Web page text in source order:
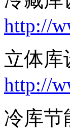
http://
立体库
http://
冷库节